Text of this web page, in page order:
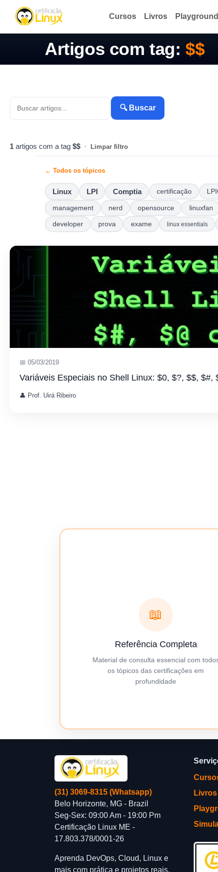
Cursos Livros
Artigos com tag:$$
🔍 Buscar
1 artigos com a tag $$ · Limpar filtro
← Todos os tópicos
Linux LPI Comptia certificação
management nerd opensource linuxfan
developer prova exame linux essentials
📅 05/03/2019
Variáveis Especiais no Shell Linux: $0, $?, $$, $#,
👤 Prof. Uirá Ribeiro
📖
Referência Completa
Material de consulta essencial com
os tópicos das certificações em
profundidade
(31) 3069-8315 (Whatsapp)
Belo Horizonte, MG - Brazil
Seg-Sex: 09:00 Am - 19:00 Pm
Certificação Linux ME -
17.803.378/0001-26
Aprenda DevOps, Cloud, Linux e
mais com prática e projetos reais.
Livros